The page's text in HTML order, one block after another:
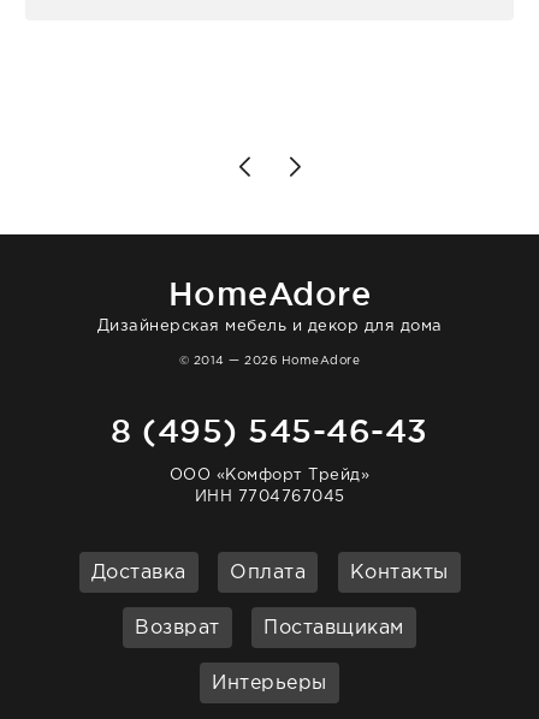
то качество выше всяких похвал. Выглядит
HomeAdore
Дизайнерская мебель и декор для дома
© 2014 — 2026 HomeAdore
8 (495) 545-46-43
ООО «Комфорт Трейд»
ИНН 7704767045
Доставка Оплата Контакты
Возврат Поставщикам
Интерьеры